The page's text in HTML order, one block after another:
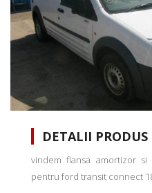
DETALII PRODUS
vindem flansa amortizor
pentru ford transit connect